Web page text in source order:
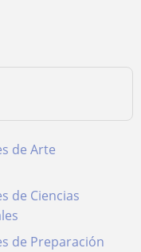
de Arte
de Ciencias
de Preparación